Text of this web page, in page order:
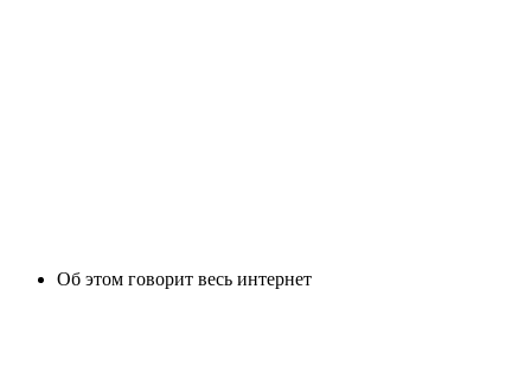
Об этом говорит весь интернет